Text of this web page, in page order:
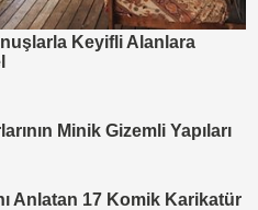
Keyifli Alanlara
Minik Gizemli Yapıları
Anlatan 17 Komik Karikatür